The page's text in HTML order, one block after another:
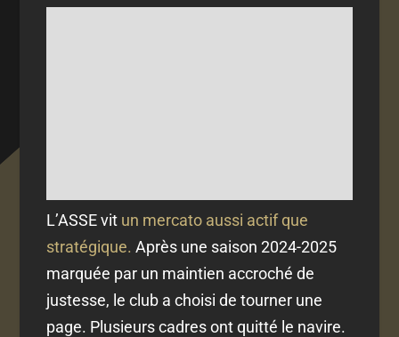
L’ASSE vit un mercato aussi actif que
stratégique. Après une saison 2024-2025
marquée par un maintien accroché de
justesse, le club a choisi de tourner une
page. Plusieurs cadres ont quitté le navire.